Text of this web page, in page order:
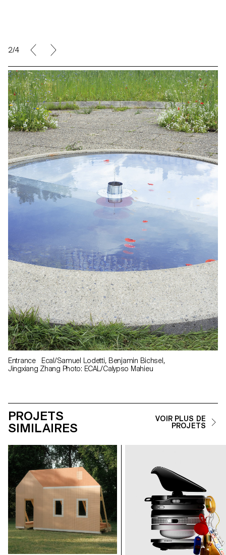
2/4
Entrance Ecal/Samuel Lodetti, Benjamin Bichsel,
Jingxiang Zhang Photo: ECAL/Calypso Mahieu
PROJETS
SIMILAIRES
VOIR PLUS DE
PROJETS